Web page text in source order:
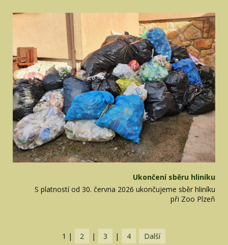
Ukončení sběru hliníku
S platností od 30. června 2026 ukončujeme sběr hliníku
při Zoo Plzeň
1 | 2 | 3 | 4 Další